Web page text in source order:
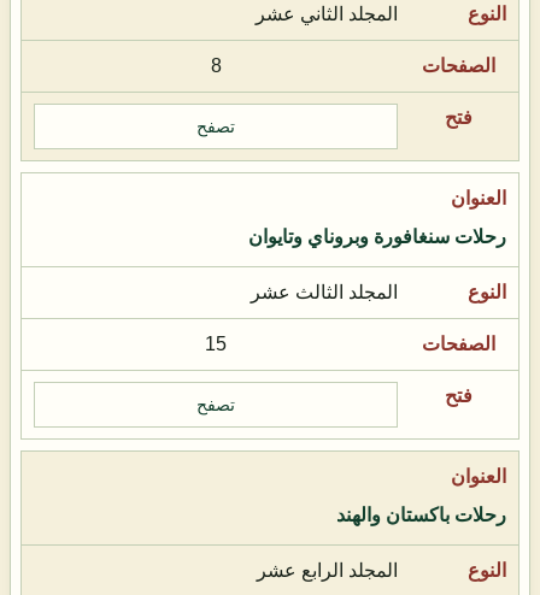
المجلد الثاني عشر
8
تصفح
رحلات سنغافورة وبروناي وتايوان
المجلد الثالث عشر
15
تصفح
رحلات باكستان والهند
المجلد الرابع عشر